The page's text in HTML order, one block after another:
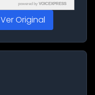
powered by VOICEXPRESS
Ver Original